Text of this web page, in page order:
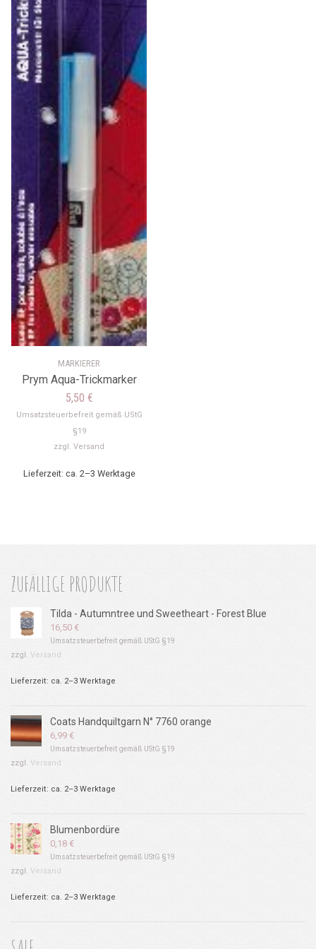
MARKIERER
Prym Aqua-Trickmarker
5,50 €
Umsatzsteuerbefreit gemäß UStG
§19
zzgl. Versand
Lieferzeit: ca. 2–3 Werktage
ZUFÄLLIGE PRODUKTE
Tilda - Autumntree und Sweetheart - Forest Blue
16,50 €
Umsatzsteuerbefreit gemäß UStG §19
zzgl. Versand
Lieferzeit: ca. 2–3 Werktage
Coats Handquiltgarn N° 7760 orange
6,99 €
Umsatzsteuerbefreit gemäß UStG §19
zzgl. Versand
Lieferzeit: ca. 2–3 Werktage
Blumenbordüre
0,18 €
Umsatzsteuerbefreit gemäß UStG §19
zzgl. Versand
Lieferzeit: ca. 2–3 Werktage